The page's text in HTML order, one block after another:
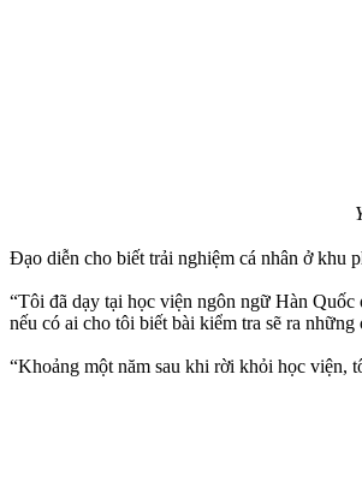
Đạo diễn cho biết trải nghiệm cá nhân ở khu
“Tôi đã dạy tại học viện ngôn ngữ Hàn
nếu có ai cho tôi biết bài kiểm tra sẽ ra
“Khoảng một năm sau khi rời khỏi học viện,